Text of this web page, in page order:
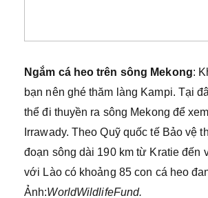
Ngắm cá heo trên sông Mekong:
bạn nên ghé thăm làng Kampi. Tại
thể đi thuyền ra sông Mekong để
Irrawady. Theo Quỹ quốc tế Bảo vệ
đoạn sông dài 190 km từ Kratie đến
với Lào có khoảng 85 con cá heo
Ảnh:WorldWildlifeFund.